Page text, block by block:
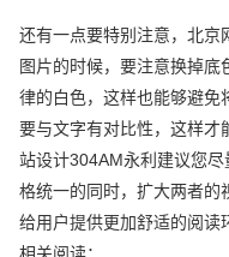
还有一点要特别注意，北京
图片的时候，要注意换掉底
律的白色，这样也能够避免
要与文字有对比性，这样才
站设计304AM永利建议您
格统一的同时，扩大两者的
给用户提供更加舒适的阅读
相关阅读：